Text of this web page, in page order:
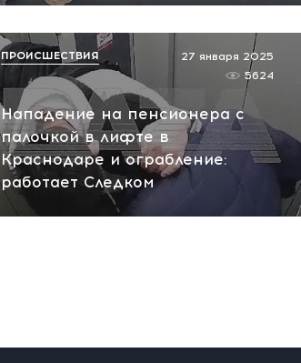
Нападение на пенсионера с
палочкой в лифте в
Краснодаре и ограбление:
работает Следком
27 января 2025
5624
ПРОИСШЕСТВИЯ